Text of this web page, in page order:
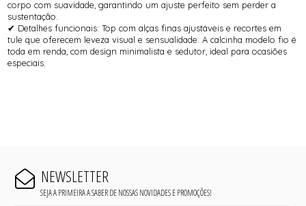
corpo com suavidade, garantindo um ajuste perfeito sem perder a
sustentação.
✔ Detalhes funcionais: Top com alças finas ajustáveis e recortes em
tule que oferecem leveza visual e sensualidade. A calcinha modelo fio é
toda em renda, com design minimalista e sedutor, ideal para ocasiões
especiais.
NEWSLETTER
SEJA A PRIMEIRA A SABER DE NOSSAS NOVIDADES E PROMOÇÕES!